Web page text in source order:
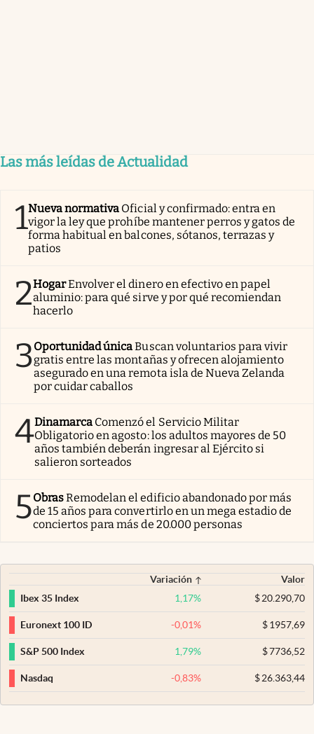
Las más leídas de Actualidad
1Nueva normativa Oficial y confirmado: entra en
vigor la ley que prohíbe mantener perros y gatos de
forma habitual en balcones, sótanos, terrazas y
patios
2HogarEnvolver el dinero en efectivo en papel
aluminio: para qué sirve y por qué recomiendan
hacerlo
3Oportunidad únicaBuscan voluntarios para vivir
gratis entre las montañas y ofrecen alojamiento
asegurado en una remota isla de Nueva Zelanda
por cuidar caballos
4Dinamarca Comenzó el Servicio Militar
Obligatorio en agosto: los adultos mayores de 50
años también deberán ingresar al Ejército si
salieron sorteados
5ObrasRemodelan el edificio abandonado por más
de 15 años para convertirlo en un mega estadio de
conciertos para más de 20.000 personas
Variación
Valor
Ibex 35 Index
1,17% $20.290,70
Euronext 100 ID -0,01% $1957,69
S&P 500 Index 1,79% $7736,52
Nasdaq -0,83% $26.363,44